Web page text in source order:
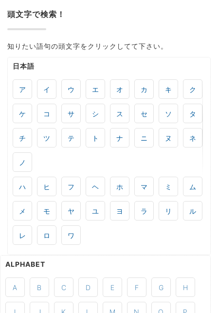
頭文字で検索！
知りたい語句の頭文字をクリックしてて下さい。
日本語
ア イ ウ エ オ カ キ ク
ケ コ サ シ ス セ ソ タ
チ ツ テ ト ナ ニ ヌ ネ
ノ
ハ ヒ フ ヘ ホ マ ミ ム
メ モ ヤ ユ ヨ ラ リ ル
レ ロ ワ
ALPHABET
A B C D E F G H